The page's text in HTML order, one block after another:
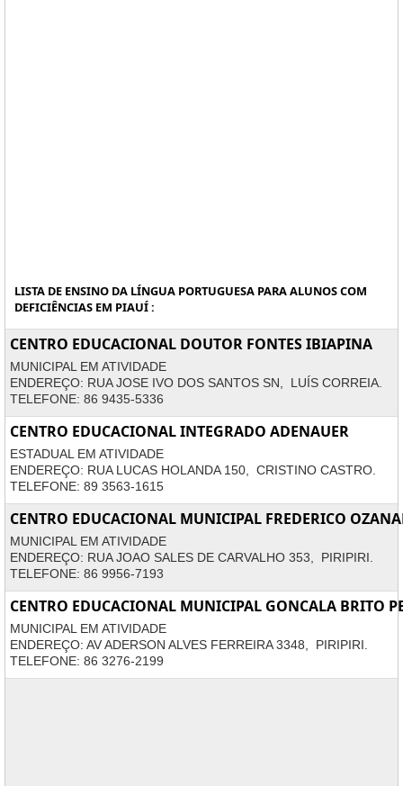
LISTA DE ENSINO DA LÍNGUA PORTUGUESA PARA ALUNOS COM
DEFICIÊNCIAS EM PIAUÍ :
CENTRO EDUCACIONAL DOUTOR FONTES IBIAPINA
MUNICIPAL EM ATIVIDADE
ENDEREÇO: RUA JOSE IVO DOS SANTOS SN, LUÍS CORREIA.
TELEFONE: 86 9435-5336
CENTRO EDUCACIONAL INTEGRADO ADENAUER
ESTADUAL EM ATIVIDADE
ENDEREÇO: RUA LUCAS HOLANDA 150, CRISTINO CASTRO.
TELEFONE: 89 3563-1615
CENTRO EDUCACIONAL MUNICIPAL FREDERICO
MUNICIPAL EM ATIVIDADE
ENDEREÇO: RUA JOAO SALES DE CARVALHO 353, PIRIPIRI.
TELEFONE: 86 9956-7193
CENTRO EDUCACIONAL MUNICIPAL GONCALA BRITO
MUNICIPAL EM ATIVIDADE
ENDEREÇO: AV ADERSON ALVES FERREIRA 3348, PIRIPIRI.
TELEFONE: 86 3276-2199